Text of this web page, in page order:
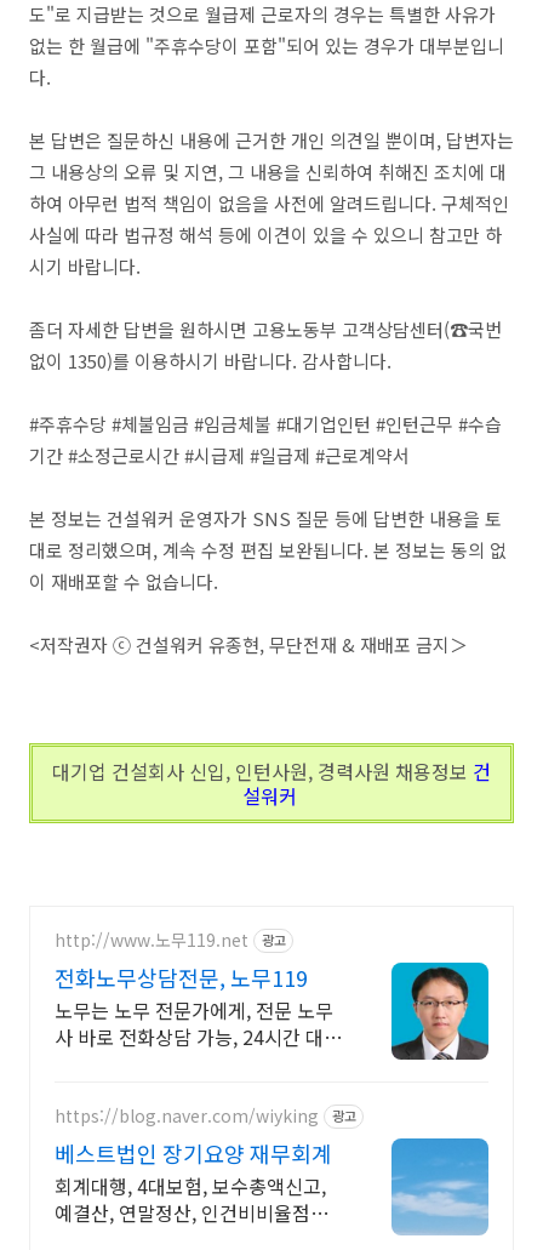
도"로 지급받는 것으로 월급제 근로자의 경우는 특별한 사유가
없는 한 월급에 "주휴수당이 포함"되어 있는 경우가 대부분입니
다.
본 답변은 질문하신 내용에 근거한 개인 의견일 뿐이며, 답변자는
그 내용상의 오류 및 지연, 그 내용을 신뢰하여 취해진 조치에 대
하여 아무런 법적 책임이 없음을 사전에 알려드립니다. 구체적인
사실에 따라 법규정 해석 등에 이견이 있을 수 있으니 참고만 하
시기 바랍니다.
좀더 자세한 답변을 원하시면 고용노동부 고객상담센터(☎국번
없이 1350)를 이용하시기 바랍니다. 감사합니다.
#주휴수당 #체불임금 #임금체불 #대기업인턴 #인턴근무 #수습
기간 #소정근로시간 #시급제 #일급제 #근로계약서
본 정보는 건설워커 운영자가 SNS 질문 등에 답변한 내용을 토
대로 정리했으며, 계속 수정 편집 보완됩니다. 본 정보는 동의 없
이 재배포할 수 없습니다.
<저작권자 ⓒ 건설워커 유종현, 무단전재 & 재배포 금지＞
대기업 건설회사 신입, 인턴사원, 경력사원 채용정보 건
설워커
http://www.노무119.net 광고
전화노무상담전문, 노무119
노무는 노무 전문가에게, 전문 노무
사 바로 전화상담 가능, 24시간 대기
https://blog.naver.com/wiyking 광고
베스트법인 장기요양 재무회계
회계대행, 4대보험, 보수총액신고,
예결산, 연말정산, 인건비비율점검,